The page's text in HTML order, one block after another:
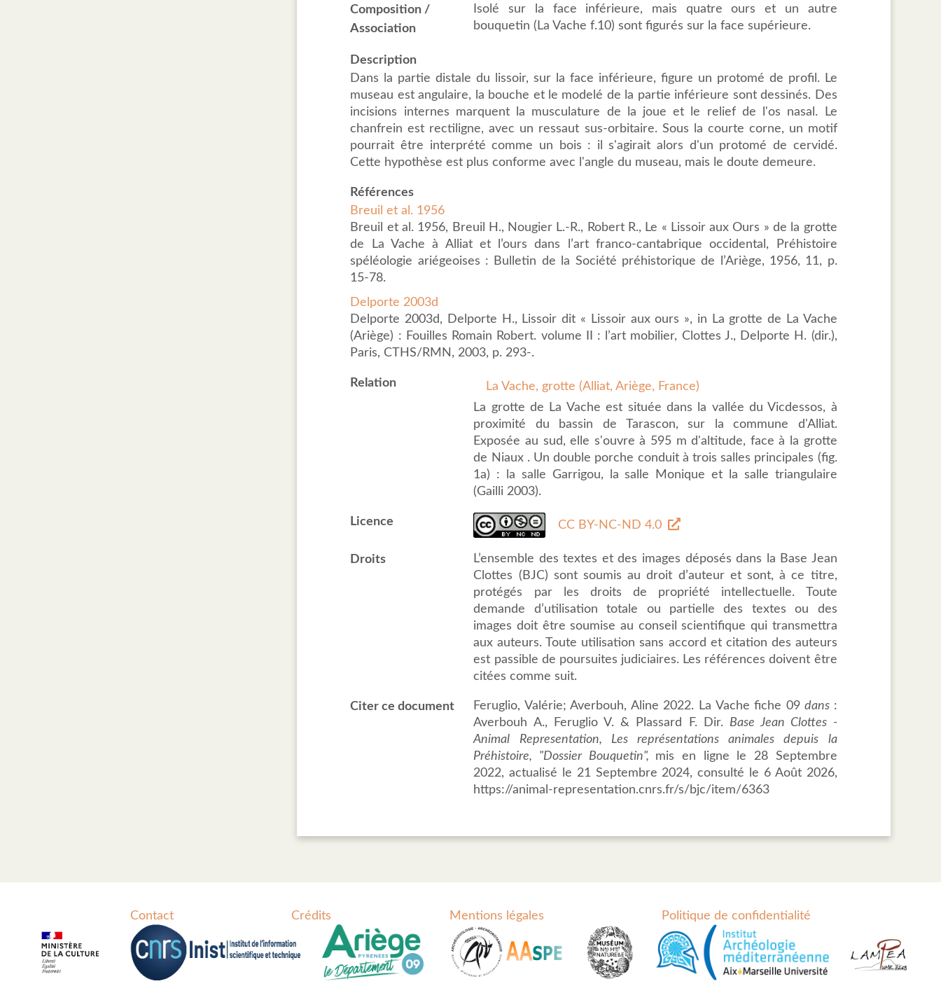
Composition /
Association
Isolé sur la face inférieure, mais quatre ours et un autre
bouquetin (La Vache f.10) sont figurés sur la face supérieure.
Description
Dans la partie distale du lissoir, sur la face inférieure, figure un protomé de profil. Le
museau est angulaire, la bouche et le modelé de la partie inférieure sont dessinés. Des
incisions internes marquent la musculature de la joue et le relief de l'os nasal. Le
chanfrein est rectiligne, avec un ressaut sus-orbitaire. Sous la courte corne, un motif
pourrait être interprété comme un bois : il s'agirait alors d'un protomé de cervidé.
Cette hypothèse est plus conforme avec l'angle du museau, mais le doute demeure.
Références
Breuil et al. 1956
Breuil et al. 1956, Breuil H., Nougier L.-R., Robert R., Le « Lissoir aux Ours » de la grotte
de La Vache à Alliat et l’ours dans l’art franco-cantabrique occidental, Préhistoire
spéléologie ariégeoises : Bulletin de la Société préhistorique de l’Ariège, 1956, 11, p.
15-78.
Delporte 2003d
Delporte 2003d, Delporte H., Lissoir dit « Lissoir aux ours », in La grotte de La Vache
(Ariège) : Fouilles Romain Robert. volume II : l’art mobilier, Clottes J., Delporte H. (dir.),
Paris, CTHS/RMN, 2003, p. 293-.
Relation
La Vache, grotte (Alliat, Ariège, France)
La grotte de La Vache est située dans la vallée du Vicdessos, à
proximité du bassin de Tarascon, sur la commune d'Alliat.
Exposée au sud, elle s'ouvre à 595 m d'altitude, face à la grotte
de Niaux . Un double porche conduit à trois salles principales (fig.
1a) : la salle Garrigou, la salle Monique et la salle triangulaire
(Gailli 2003).
Licence CC BY-NC-ND 4.0
Droits
L’ensemble des textes et des images déposés dans la Base Jean
Clottes (BJC) sont soumis au droit d’auteur et sont, à ce titre,
protégés par les droits de propriété intellectuelle. Toute
demande d’utilisation totale ou partielle des textes ou des
images doit être soumise au conseil scientifique qui transmettra
aux auteurs. Toute utilisation sans accord et citation des auteurs
est passible de poursuites judiciaires. Les références doivent être
citées comme suit.
Citer ce document Feruglio, Valérie; Averbouh, Aline 2022. La Vache fiche 09dans :
Averbouh A., Feruglio V. & Plassard F. Dir. Base Jean Clottes -
Animal Representation, Les représentations animales depuis la
Préhistoire, "Dossier Bouquetin", mis en ligne le 28 Septembre
2022, actualisé le 21 Septembre 2024, consulté le 6 Août 2026,
https://animal-representation.cnrs.fr/s/bjc/item/6363
Contact Crédits Mentions légales Politique de confidentialité